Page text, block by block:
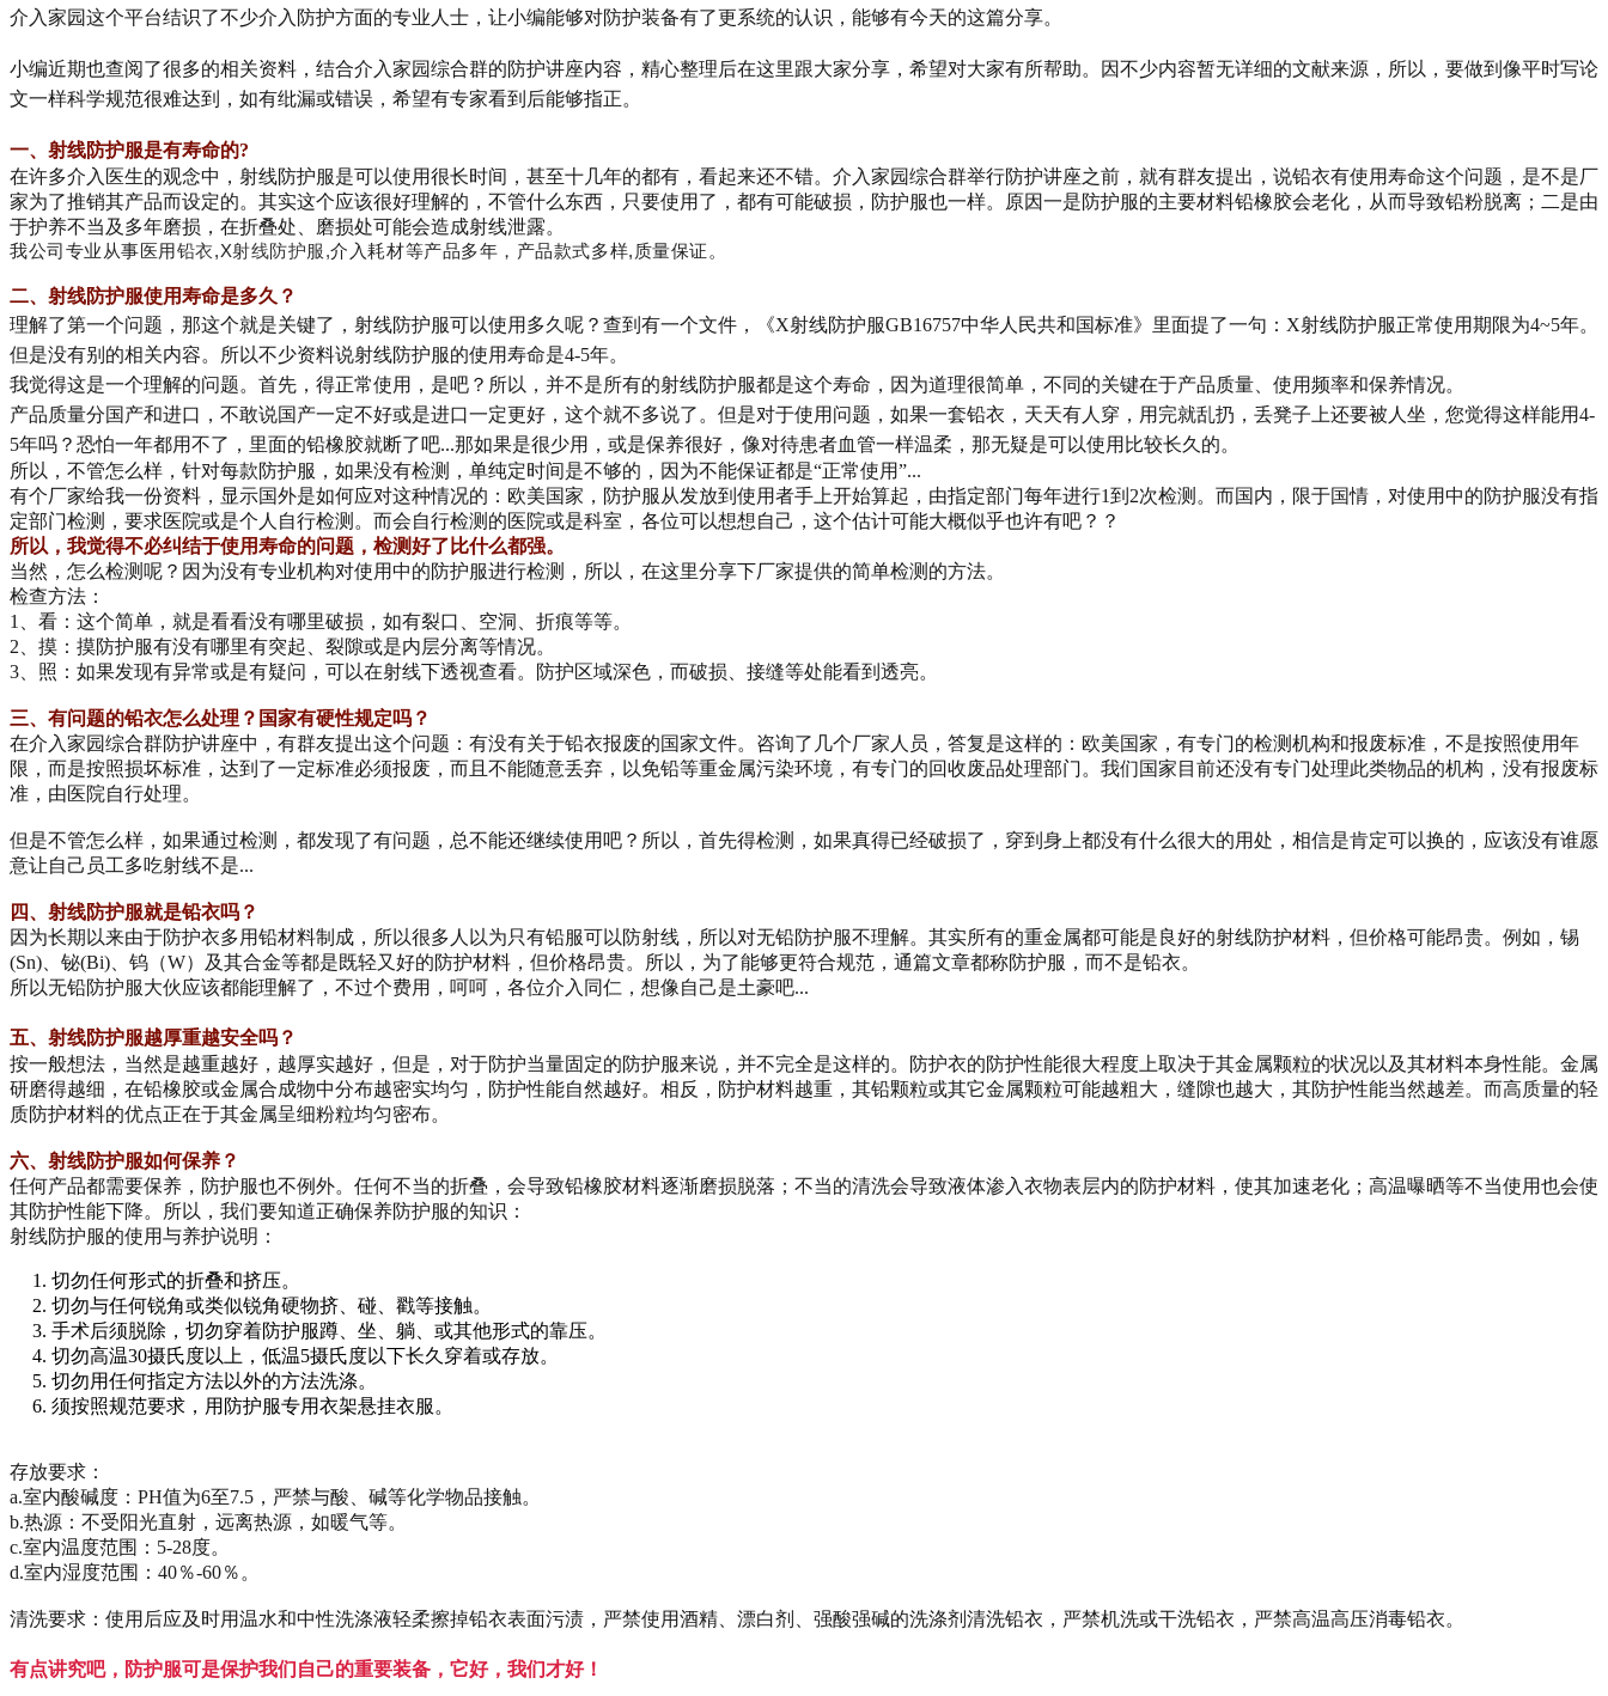
介入家园这个平台结识了不少介入防护方面的专业人士，让小编能够对防护装备有了更系统的认识，能够有今天的这篇分享。
小编近期也查阅了很多的相关资料，结合介入家园综合群的防护讲座内容，精心整理后在这里跟大家分享，希望对大家有所帮助。因不少内容暂无详细的文献来源，所以，要做到像平时写论
文一样科学规范很难达到，如有纰漏或错误，希望有专家看到后能够指正。
一、射线防护服是有寿命的?
在许多介入医生的观念中，射线防护服是可以使用很长时间，甚至十几年的都有，看起来还不错。介入家园综合群举行防护讲座之前，就有群友提出，说铅衣有使用寿命这个问题，是不是厂
家为了推销其产品而设定的。其实这个应该很好理解的，不管什么东西，只要使用了，都有可能破损，防护服也一样。原因一是防护服的主要材料铅橡胶会老化，从而导致铅粉脱离；二是由
于护养不当及多年磨损，在折叠处、磨损处可能会造成射线泄露。
我公司专业从事医用铅衣,X射线防护服,介入耗材等产品多年，产品款式多样,质量保证。
二、射线防护服使用寿命是多久？
理解了第一个问题，那这个就是关键了，射线防护服可以使用多久呢？查到 有一个文件，《X射线防护服GB16757中华人民共和国标准》里面提了一句：X射线防护服正常使用期限为4~5年。
但是没有别的相关内容。所以不少资料说射线防护服的使用寿命是4-5年。
我觉得这是一个理解的问题。首先，得正常使用，是吧？所以，并不是所有的射线防护服都是这个寿命， 因为道理很简单，不同的关键在于产品质量、使用频率和保养情况。
产品质量分国产和进口，不敢说国产一定不好或是进口一定更好，这个就不多说了。但是对于使用问题， 如果一套铅衣，天天有人穿，用完就乱扔，丢凳子上还要被人坐，您觉得这样能用4-
5年吗？恐怕一年都用不了，里面的铅橡胶就断了吧...那如果是很少用，或是保养很好，像对待患者血管一样温柔，那无疑是可以使用比较长久的。
所以，不管怎么样，针对每款防护服，如果没有检测，单纯定时间是不够的，因为不能保证都是“正常使用”...
有个厂家给我一份资料，显示国外是如何应对这种情况的：欧美国家，防护服从发放到使用者手上开始算起，由指定部门每年进行1到2次检测。而国内，限于国情，对使用中的防护服没有指
定部门检测，要求医院或是个人自行检测。而会自行检测的医院或是科室，各位可以想想自己，这个估计可能大概似乎也许有吧？？
所以，我觉得不必纠结于使用寿命的问题，检测好了比什么都强。
当然，怎么检测呢？因为没有专业机构对使用中的防护服进行检测，所以，在这里分享下厂家提供的简单检测的方法。
检查方法：
1、看：这个简单，就是看看没有哪里破损，如有裂口、空洞、折痕等等。
2、摸：摸防护服有没有哪里有突起、裂隙或是内层分离等情况。
3、照：如果发现有异常或是有疑问，可以在射线下透视查看。防护区域深色，而破损、接缝等处能看到透亮。
三、有问题的铅衣怎么处理？国家有硬性规定吗？
在介入家园综合群防护讲座中，有群友提出这个问题：有没有关于铅衣报废的国家文件。咨询了几个厂家人员，答复是这样的：欧美国家，有专门的检测机构和报废标准，不是按照使用年
限，而是按照损坏标准，达到了一定标准必须报废，而且不能随意丢弃，以免铅等重金属污染环境，有专门的回收废品处理部门。我们国家目前还没有专门处理此类物品的机构，没有报废标
准，由医院自行处理。
但是不管怎么样，如果通过检测，都发现了有问题，总不能还继续使用吧？所以，首先得检测，如果真得已经破损了，穿到身上都没有什么很大的用处，相信是肯定可以换的，应该没有谁愿
意让自己员工多吃射线不是...
四、射线防护服就是铅衣吗？
因为长期以来由于防护衣多用铅材料制成，所以很多人以为只有铅服可以防射线，所以对无铅防护服不理解。其实所有的重金属都可能是良好的射线防护材料，但价格可能昂贵。例如，锡
(Sn)、铋(Bi)、钨（W）及其合金等都是既轻又好的防护材料，但价格昂贵。所以，为了能够更符合规范，通篇文章都称防护服，而不是铅衣。
所以无铅防护服大伙应该都能理解了，不过个费用，呵呵，各位介入同仁，想像自己是土豪吧...
五、 射线防护服越厚重越安全吗？
按一般想法，当然是越重越好，越厚实越好，但是，对于防护当量固定的防护服来说，并不完全是这样的。防护衣的防护性能很大程度上取决于其金属颗粒的状况以及其材料本身性能。金属
研磨得越细，在铅橡胶或金属合成物中分布越密实均匀，防护性能自然越好。相反，防护材料越重，其铅颗粒或其它金属颗粒可能越粗大，缝隙也越大，其防护性能当然越差。而高质量的轻
质防护材料的优点正在于其金属呈细粉粒均匀密布。
六、射线防护服如何保养？
任何产品都需要保养，防护服也不例外。任何不当的折叠，会导致铅橡胶材料逐渐磨损脱落；不当的清洗会导致液体渗入衣物表层内的防护材料，使其加速老化；高温曝晒等不当使用也会使
其防护性能下降。所以，我们要知道正确保养防护服的知识：
射线防护服的使用与养护说明：
切勿任何形式的折叠和挤压。
切勿与任何锐角或类似锐角硬物挤、碰、戳等接触。
手术后须脱除，切勿穿着防护服蹲、坐、躺、或其他形式的靠压。
切勿高温30摄氏度以上，低温5摄氏度以下长久穿着或存放。
切勿用任何指定方法以外的方法洗涤。
须按照规范要求，用防护服专用衣架悬挂衣服。
存放要求：
a.室内酸碱度：PH值为6至7.5，严禁与酸、碱等化学物品接触。
b.热源：不受阳光直射，远离热源，如暖气等。
c.室内温度范围：5-28度。
d.室内湿度范围：40％-60％。
清洗要求：使用后应及时用温水和中性洗涤液轻柔擦掉铅衣表面污渍，严禁使用酒精、漂白剂、强酸强碱的洗涤剂清洗铅衣，严禁机洗或干洗铅衣，严禁高温高压消毒铅衣。
有点讲究吧，防护服可是保护我们自己的重要装备，它好，我们才好！